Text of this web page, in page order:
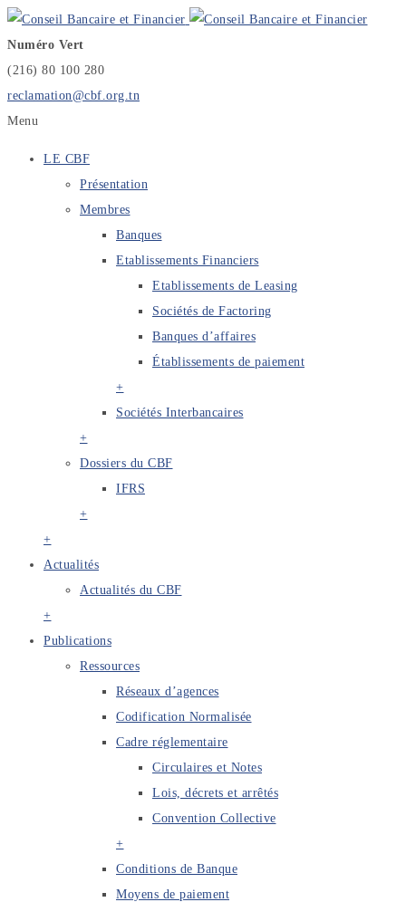
Numéro Vert
(216) 80 100 280
reclamation@cbf.org.tn
Menu
LE CBF
Présentation
Membres
Banques
Etablissements Financiers
Etablissements de Leasing
Sociétés de Factoring
Banques d’affaires
Établissements de paiement
+
Sociétés Interbancaires
+
Dossiers du CBF
IFRS
+
+
Actualités
Actualités du CBF
+
Publications
Ressources
Réseaux d’agences
Codification Normalisée
Cadre réglementaire
Circulaires et Notes
Lois, décrets et arrêtés
Convention Collective
+
Conditions de Banque
Moyens de paiement